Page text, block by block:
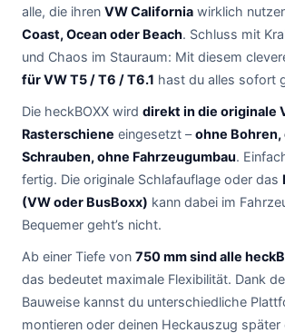
alle, die ihren VW California wirklich
Coast, Ocean oder Beach. Schluss mit
und Chaos im Stauraum: Mit diesem
für VW T5 / T6 / T6.1 hast du alles sofort
Die heckBOXX wird direkt in die originale
Rasterschiene eingesetzt –ohne Bohren,
Schrauben, ohne Fahrzeugumbau.
fertig. Die originale Schlafauflage oder das
(VW oder BusBoxx) kann dabei im
Bequemer geht’s nicht.
Ab einer Tiefe von 750 mm sind alle
das bedeutet maximale Flexibilität. Dank
Bauweise kannst du unterschiedliche
montieren oder deinen Heckauszug später